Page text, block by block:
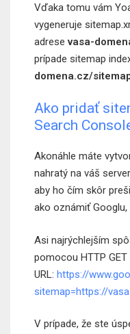
Vďaka tomu vám
vygeneruje
adrese vasa-
prípade sitemap
domena.cz/
Ako pridať
Search
Akonáhle máte
nahratý na váš
aby ho čím skôr
ako oznámiť
Asi najrýchlejším
pomocou HTTP
URL: https://
sitemap=https://
V prípade, že ste